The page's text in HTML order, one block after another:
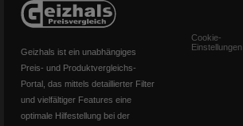
Geizhals ist ein unabhängiges
Preis- und Produktvergleichs-
Portal, das mittels detaillierter Filter
und vielfältiger Features eine
optimale Hilfestellung bei der
Cookie-
Einstellungen